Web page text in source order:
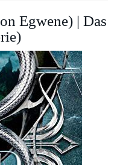
Egwene) | Das